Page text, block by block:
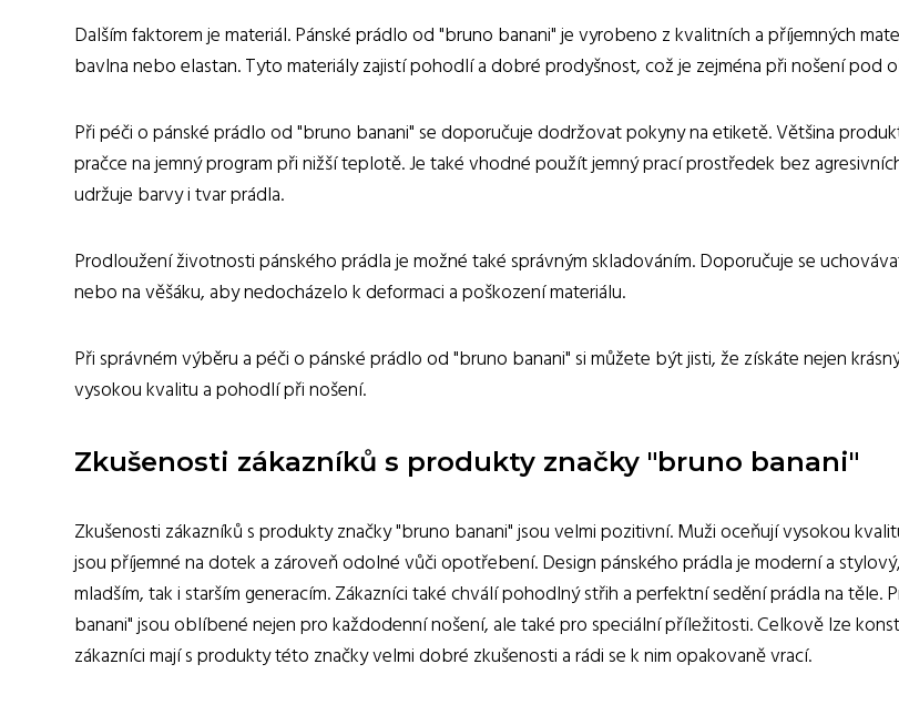
Dalším faktorem je materiál. Pánské prádlo od "bruno banani" je vyrobeno z kvalitních a příjemných
bavlna nebo elastan. Tyto materiály zajistí pohodlí a dobré prodyšnost, což je zejména při nošení pod
Při péči o pánské prádlo od "bruno banani" se doporučuje dodržovat pokyny na etiketě. Většina
pračce na jemný program při nižší teplotě. Je také vhodné použít jemný prací prostředek bez
udržuje barvy i tvar prádla.
Prodloužení životnosti pánského prádla je možné také správným skladováním. Doporučuje se
nebo na věšáku, aby nedocházelo k deformaci a poškození materiálu.
Při správném výběru a péči o pánské prádlo od "bruno banani" si můžete být jisti, že získáte nejen
vysokou kvalitu a pohodlí při nošení.
Zkušenosti zákazníků s produkty značky "bruno banani"
Zkušenosti zákazníků s produkty značky "bruno banani" jsou velmi pozitivní. Muži oceňují vysokou
jsou příjemné na dotek a zároveň odolné vůči opotřebení. Design pánského prádla je moderní a
mladším, tak i starším generacím. Zákazníci také chválí pohodlný střih a perfektní sedění prádla na těle.
banani" jsou oblíbené nejen pro každodenní nošení, ale také pro speciální příležitosti. Celkově lze
zákazníci mají s produkty této značky velmi dobré zkušenosti a rádi se k nim opakovaně vrací.